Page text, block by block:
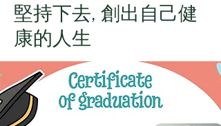
堅持下去, 創出自己健
康的人生